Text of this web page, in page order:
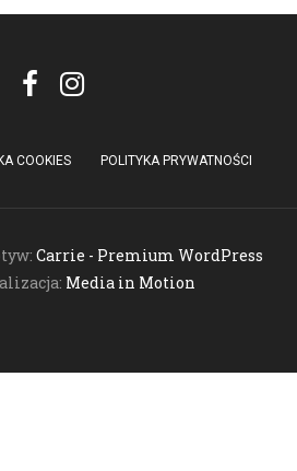
COOKIES POLITYKA PRYWATNOŚCI
Carrie - Premium WordPress
Media in Motion